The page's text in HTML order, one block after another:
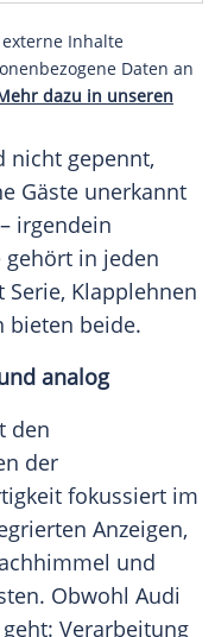
Inhalte
Daten an
dazu in unseren
nicht gepennt,
Gäste unerkannt
irgendein
gehört in jeden
Serie, Klapplehnen
bieten beide.
analog
den
der
fokussiert im
Anzeigen,
und
Obwohl Audi
Verarbeitung